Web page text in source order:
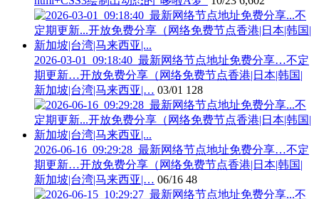
2026-03-01_09:18:40_最新网络节点地址免费分享…不定
期更新…开放免费分享（网络免费节点香港|日本|韩国|
新加坡|台湾|马来西亚|… 03/01 128
2026-06-16_09:29:28_最新网络节点地址免费分享…不定
期更新…开放免费分享（网络免费节点香港|日本|韩国|
新加坡|台湾|马来西亚|… 06/16 48